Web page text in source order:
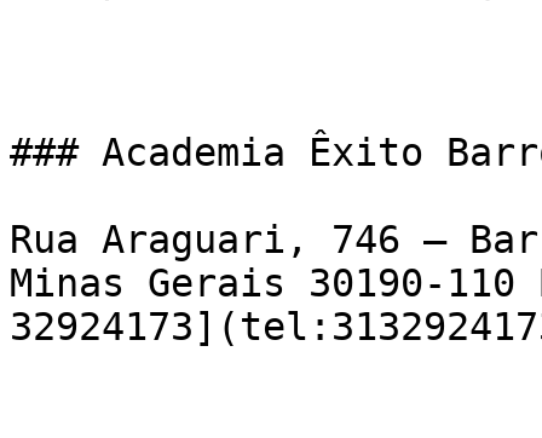
### Academia Êxito
Rua Araguari, 746 –
Minas Gerais 30190-